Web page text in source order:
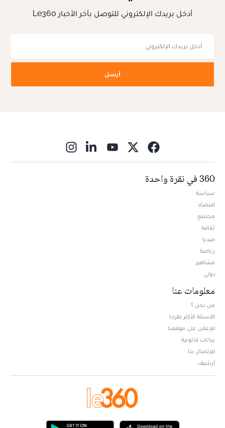
أدخل بريدك الإلكتروني للتوصل بآخر الأخبار Le360
أرسل
360 في نقرة واحدة
سياسة
اقتصاد
مجتمع
ثقافة
ميديا
رياضة
مشاهير
دولي
معلومات عنا
من نحن ؟
الأسئلة الأكثر طرحا
للإعلان على موقعنا
بيانات قانونية
للإتصال بنا
أرشيف